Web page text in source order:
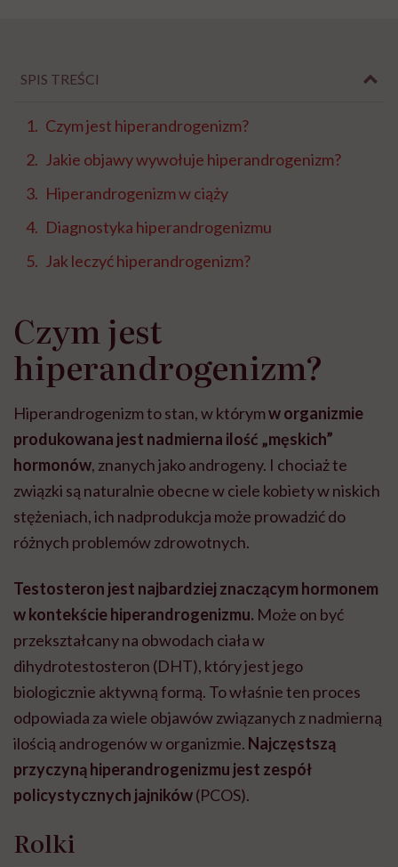
SPIS TREŚCI
Czym jest hiperandrogenizm?
Jakie objawy wywołuje hiperandrogenizm?
Hiperandrogenizm w ciąży
Diagnostyka hiperandrogenizmu
Jak leczyć hiperandrogenizm?
Czym jest
hiperandrogenizm?
Hiperandrogenizm to stan, w którymw organizmie
produkowana jest nadmierna ilość „męskich”
hormonów, znanych jako androgeny. I chociaż te
związki są naturalnie obecne w ciele kobiety w niskich
stężeniach, ich nadprodukcja może prowadzić do
różnych problemów zdrowotnych.
Testosteron jest najbardziej znaczącym hormonem
w kontekście hiperandrogenizmu. Może on być
przekształcany na obwodach ciała w
dihydrotestosteron (DHT), który jest jego
biologicznie aktywną formą. To właśnie ten proces
odpowiada za wiele objawów związanych z nadmierną
ilością androgenów w organizmie. Najczęstszą
przyczyną hiperandrogenizmu jest zespół
policystycznych jajników(PCOS).
Rolki